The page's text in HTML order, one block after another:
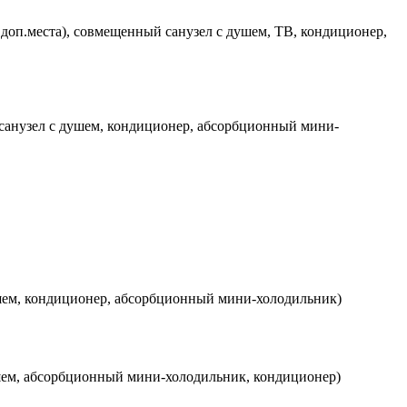
совмещенный санузел с душем, ТВ, кондиционер,
с душем, кондиционер, абсорбционный мини-
кондиционер, абсорбционный мини-холодильник)
абсорбционный мини-холодильник, кондиционер)